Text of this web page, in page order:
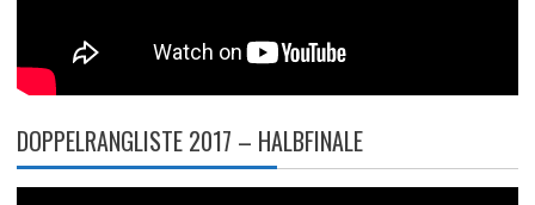
DOPPELRANGLISTE 2017 – HALBFINALE